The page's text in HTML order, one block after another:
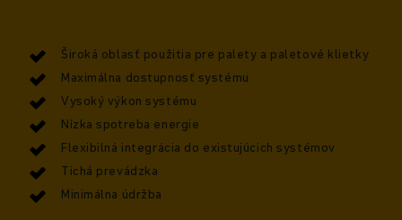
Široká oblasť použitia pre palety a paletové klietky
Maximálna dostupnosť systému
Vysoký výkon systému
Nízka spotreba energie
Flexibilná integrácia do existujúcich systémov
Tichá prevádzka
Minimálna údržba